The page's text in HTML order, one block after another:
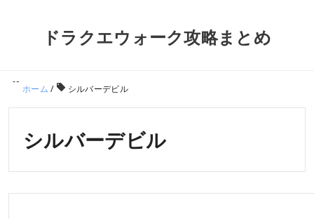
ドラクエウォーク攻略まとめ
ホーム / シルバーデビル
シルバーデビル